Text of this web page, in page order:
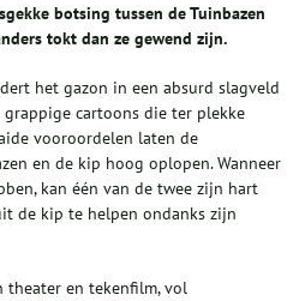
botsing tussen de Tuinbazen
tokt dan ze gewend zijn.
het gazon in een absurd slagveld
cartoons die ter plekke
vooroordelen laten de
en de kip hoog oplopen. Wanneer
kan één van de twee zijn hart
de kip te helpen ondanks zijn
theater en tekenfilm, vol